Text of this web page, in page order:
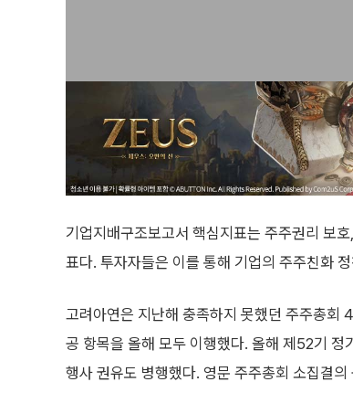
기업지배구조보고서 핵심지표는 주주권리 보
표다. 투자자들은 이를 통해 기업의 주주친화
고려아연은 지난해 충족하지 못했던 주주총회
공 항목을 올해 모두 이행했다. 올해 제52기 정
행사 권유도 병행했다. 영문 주주총회 소집결